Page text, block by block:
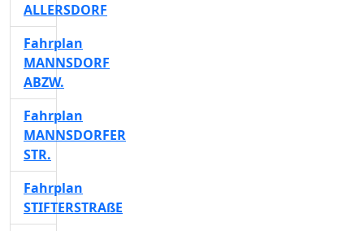
ALLERSDORF
Fahrplan
MANNSDORF
ABZW.
Fahrplan
MANNSDORFER
STR.
Fahrplan
STIFTERSTRAßE